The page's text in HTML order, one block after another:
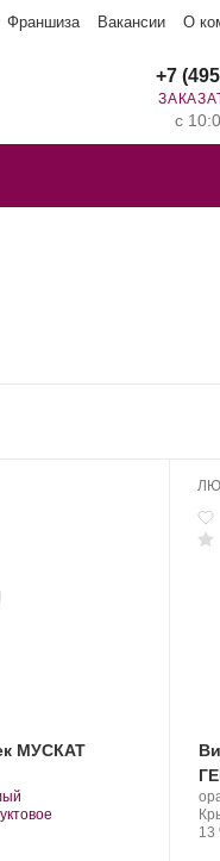
Франшиза Вакансии О
+7
с
МУСКАТ
13